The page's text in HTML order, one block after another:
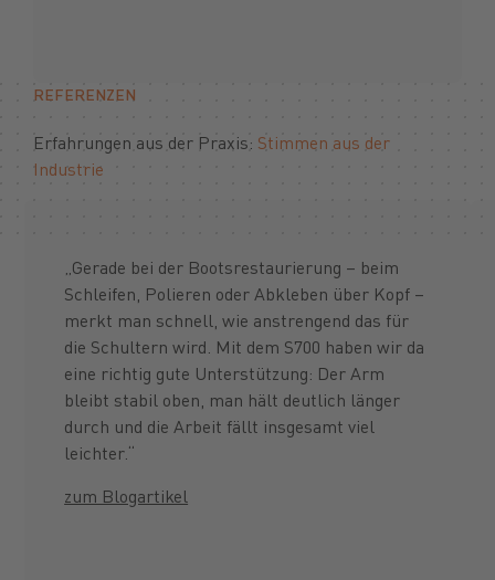
REFERENZEN
Erfahrungen aus der Praxis: Stimmen aus der
Industrie
„Gerade bei der Bootsrestaurierung – beim
Schleifen, Polieren oder Abkleben über Kopf –
merkt man schnell, wie anstrengend das für
die Schultern wird. Mit dem S700 haben wir da
eine richtig gute Unterstützung: Der Arm
bleibt stabil oben, man hält deutlich länger
durch und die Arbeit fällt insgesamt viel
leichter.“
zum Blogartikel